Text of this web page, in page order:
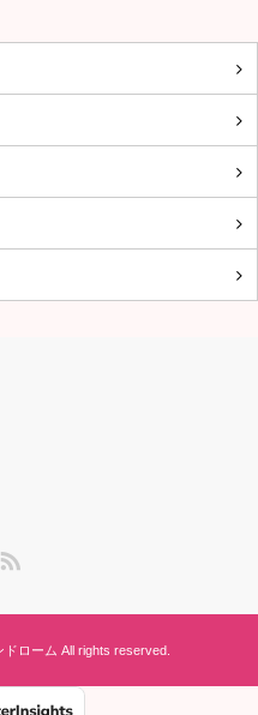
ドローム All rights reserved.